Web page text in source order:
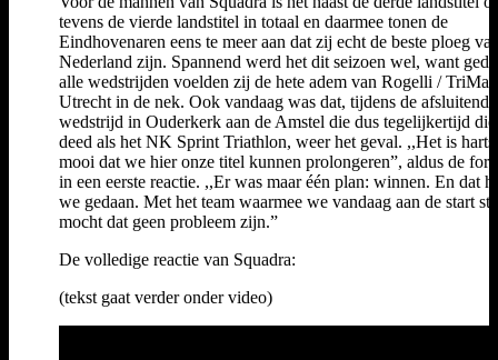
tevens de vierde landstitel in totaal en daarmee tonen de
Eindhovenaren eens te meer aan dat zij echt de beste ploeg
Nederland zijn. Spannend werd het dit seizoen wel, want
alle wedstrijden voelden zij de hete adem van Rogelli /
Utrecht in de nek. Ook vandaag was dat, tijdens de afsluitende
wedstrijd in Ouderkerk aan de Amstel die dus tegelijkertijd
deed als het NK Sprint Triathlon, weer het geval. ,,Het is
mooi dat we hier onze titel kunnen prolongeren”, aldus de
in een eerste reactie. ,,Er was maar één plan: winnen. En dat
we gedaan. Met het team waarmee we vandaag aan de start
mocht dat geen probleem zijn.”
De volledige reactie van Squadra:
(tekst gaat verder onder video)